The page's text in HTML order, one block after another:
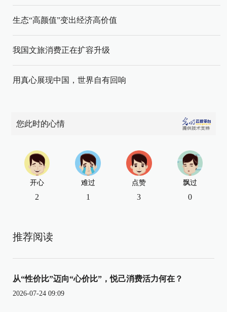
生态“高颜值”变出经济高价值
我国文旅消费正在扩容升级
用真心展现中国，世界自有回响
您此时的心情
开心
2
难过
1
点赞
3
飘过
0
推荐阅读
从“性价比”迈向“心价比”，悦己消费活力何在？
2026-07-24 09:09